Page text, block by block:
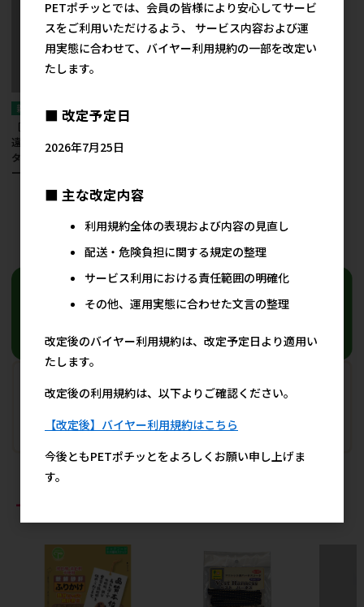
［ドギーマンハヤシ］
遠赤外線 ペットのヒー
ターテキオン レギュラ
ー
参考上代
4,979円
PETポチッとでは、会員の皆様により安心してサービ
スをご利用いただけるよう、 サービス内容および運
用実態に合わせて、バイヤー利用規約の一部を改定い
たします。
■ 改定予定日
2026年7月25日
■ 主な改定内容
利用規約全体の表現および内容の見直し
配送・危険負担に関する規定の整理
サービス利用における責任範囲の明確化
その他、運用実態に合わせた文言の整理
改定後のバイヤー利用規約は、改定予定日より適用い
たします。
改定後の利用規約は、以下よりご確認ください。
【改定後】バイヤー利用規約はこちら
今後ともPETポチッとをよろしくお願い申し上げま
す。